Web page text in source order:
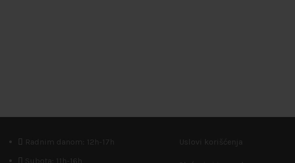
Radnim danom: 12h-17h
Subota: 11h-16h
Uslovi korišćenja